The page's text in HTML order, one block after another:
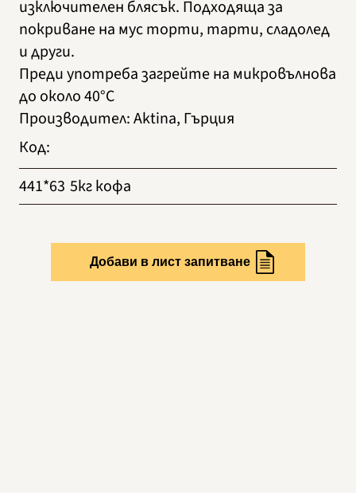
изключителен блясък. Подходяща за
покриване на мус торти, тарти, сладолед
и други.
Преди употреба загрейте на микровълнова
до около 40°C
Производител:Aktina, Гърция
Код:
441*63 5кг кофа
Добави в лист запитване